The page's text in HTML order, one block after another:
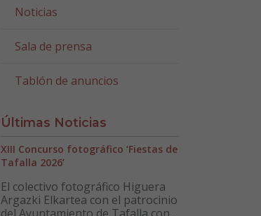
Noticias
Sala de prensa
Tablón de anuncios
Últimas Noticias
XIII Concurso fotográfico ‘Fiestas de
Tafalla 2026’
El colectivo fotográfico Higuera
Argazki Elkartea con el patrocinio